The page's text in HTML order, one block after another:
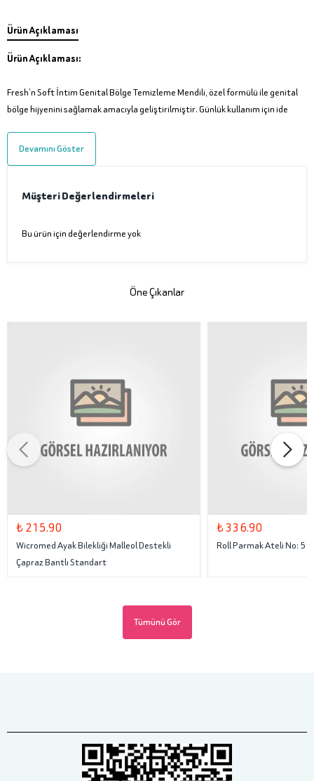
Ürün Açıklaması
Ürün Açıklaması:
Fresh’n Soft İntim Genital Bölge Temizleme Mendili, özel formülü ile genital
bölge hijyenini sağlamak amacıyla geliştirilmiştir. Günlük kullanım için ide
Devamını Göster
Müşteri Değerlendirmeleri
Bu ürün için değerlendirme yok
Öne Çıkanlar
₺ 215.90
Wicromed Ayak Bilekliği Malleol Destekli
Çapraz Bantlı Standart
₺ 336.90
Roll Parmak Ateli No: 5
Tümünü Gör